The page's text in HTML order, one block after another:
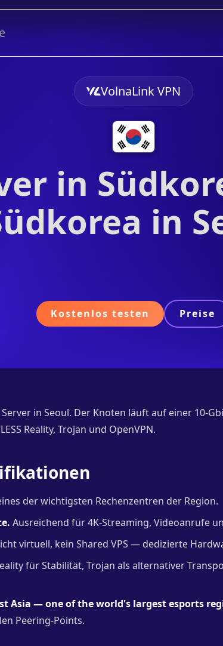
VolnaLink VPN
in
in
Kostenlos testen Preise
in Seoul. Der Knoten läuft auf einer 10-
Reality, Trojan und OpenVPN.
der wichtigsten Rechenzentren der Region.
Ausreichend für 4K-Streaming, Videoanrufe
virtuell, kein Shared VPS — dedizierte
für Stabilität, Trojan als alternativer
Asia — one of the world's largest esports
Peering-Points.